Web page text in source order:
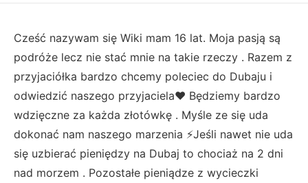
Cześć nazywam się Wiki mam 16 lat. Moja pasją są
podróże lecz nie stać mnie na takie rzeczy . Razem z
przyjaciółka bardzo chcemy poleciec do Dubaju i
odwiedzić naszego przyjaciela❤️ Będziemy bardzo
wdzięczne za każda złotówkę . Myśle ze się uda
dokonać nam naszego marzenia ⚡️Jeśli nawet nie uda
się uzbierać pieniędzy na Dubaj to chociaż na 2 dni
nad morzem . Pozostałe pieniądze z wycieczki